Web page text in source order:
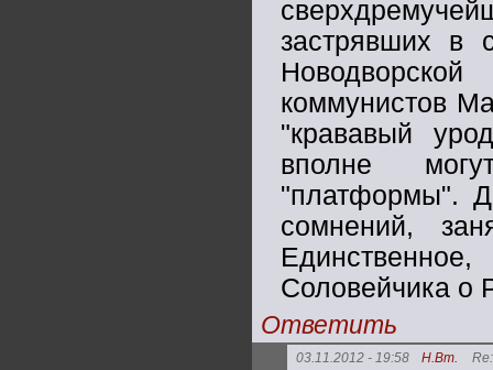
застрявших в
коммунистов
"крававый
вполне
"платформы".
сомнений,
Соловейчика о
Ответить
03.11.2012 - 19:58 Н.Вт.